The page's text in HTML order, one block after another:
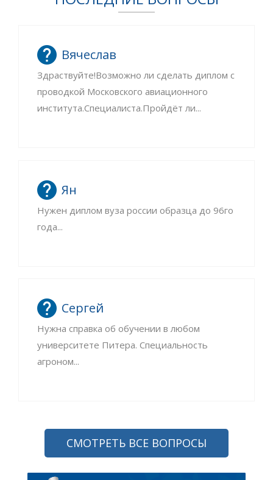
Вячеслав
Здраствуйте!Возможно ли сделать диплом с
проводкой Московского авиационного
института.Специалиста.Пройдёт ли...
Ян
Нужен диплом вуза россии образца до 96го
года...
Сергей
Нужна справка об обучении в любом
университете Питера. Специальность
агроном...
СМОТРЕТЬ ВСЕ ВОПРОСЫ